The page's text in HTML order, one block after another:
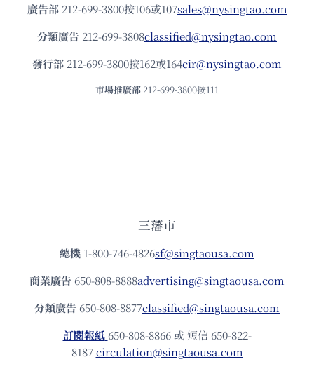
廣告部212-699-3800按106或107sales@nysingtao.com
分類廣告 212-699-3808classified@nysingtao.com
發⾏部 212-699-3800按162或164cir@nysingtao.com
市場推廣部 212-699-3800按111
三藩市
總機 1-800-746-4826sf@singtaousa.com
商業廣告 650-808-8888advertising@singtaousa.com
分類廣告 650-808-8877classified@singtaousa.com
訂閱報紙 650-808-8866 或 短信 650-822-
8187circulation@singtaousa.com